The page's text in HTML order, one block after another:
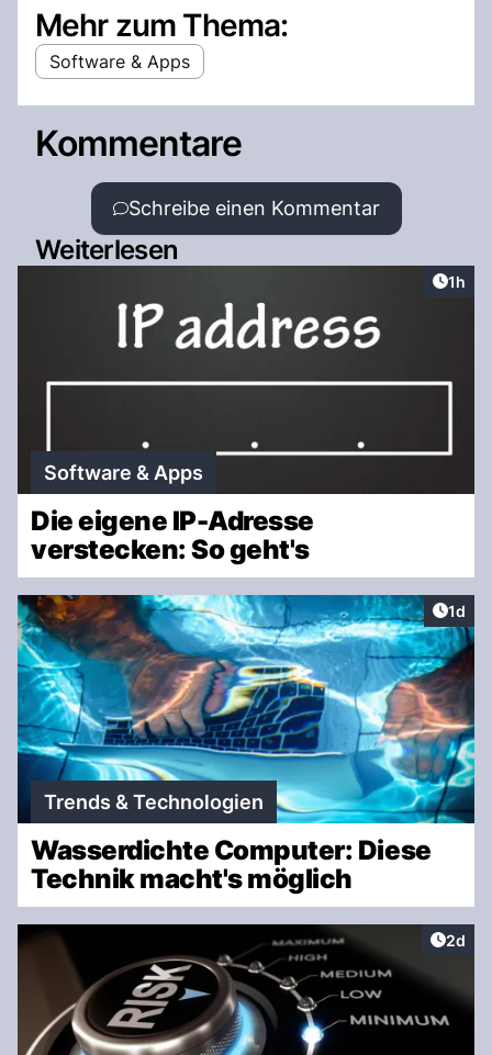
Mehr zum Thema:
Software & Apps
Kommentare
Schreibe einen Kommentar
Weiterlesen
1h
Software & Apps
Die eigene IP-Adresse
verstecken: So geht's
1d
Trends & Technologien
Wasserdichte Computer: Diese
Technik macht's möglich
2d